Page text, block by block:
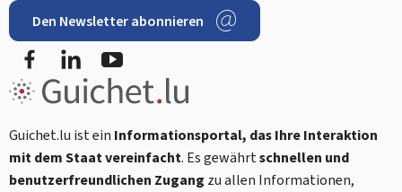
Den Newsletter abonnieren
FacebookLinkedIn
Guichet.lu ist ein Informationsportal, das Ihre Interaktion
mit dem Staat vereinfacht. Es gewährtschnellen und
benutzerfreundlichen Zugang zu allen Informationen,